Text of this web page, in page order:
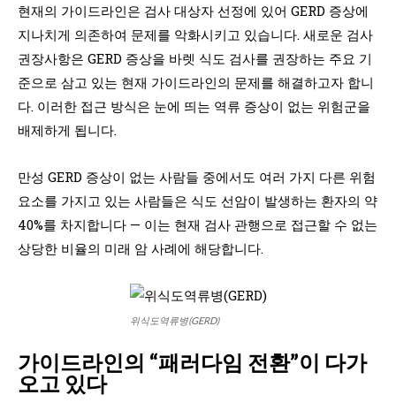
현재의 가이드라인은 검사 대상자 선정에 있어 GERD 증상에
지나치게 의존하여 문제를 악화시키고 있습니다. 새로운 검사
권장사항은 GERD 증상을 바렛 식도 검사를 권장하는 주요 기
준으로 삼고 있는 현재 가이드라인의 문제를 해결하고자 합니
다. 이러한 접근 방식은 눈에 띄는 역류 증상이 없는 위험군을
배제하게 됩니다.
만성 GERD 증상이 없는 사람들 중에서도 여러 가지 다른 위험
요소를 가지고 있는 사람들은 식도 선암이 발생하는 환자의 약
40%를 차지합니다 — 이는 현재 검사 관행으로 접근할 수 없는
상당한 비율의 미래 암 사례에 해당합니다.
위식도역류병(GERD)
가이드라인의 “패러다임 전환”이 다가
오고 있다